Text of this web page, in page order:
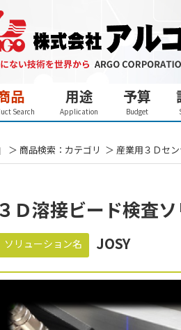
品
Search
用途
Application
予算
Budget
商品検索：カテゴリ 産業用３Ｄセ
３Ｄ溶接ビード検査
ソリューション名 JOSY